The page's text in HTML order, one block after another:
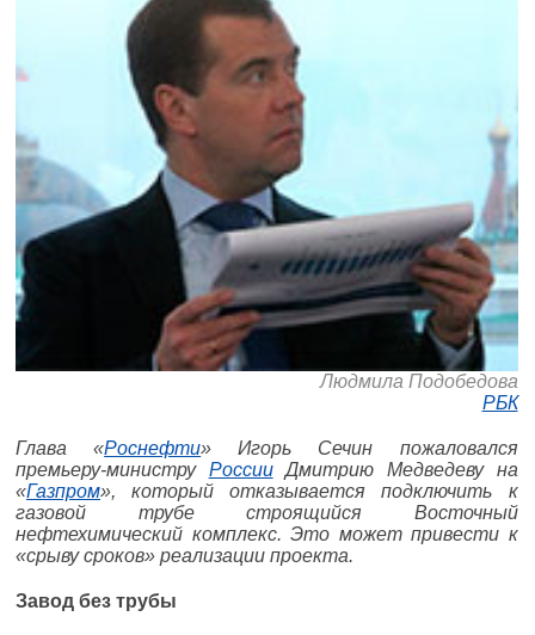
Людмила Подобедова
РБК
Глава «Роснефти» Игорь Сечин пожаловался
премьеру-министру РоссииДмитрию Медведеву на
«Газпром», который отказывается подключить к
газовой трубе строящийся Восточный
нефтехимический комплекс. Это может привести к
«срыву сроков» реализации проекта.
Завод без трубы